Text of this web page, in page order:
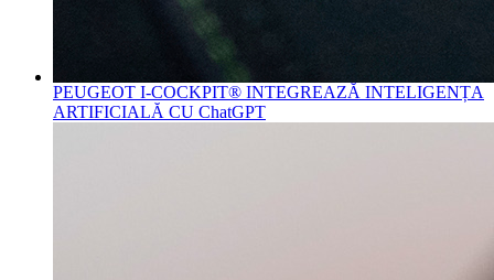
PEUGEOT I-COCKPIT® INTEGREAZĂ INTELIGENȚA
ARTIFICIALĂ CU ChatGPT